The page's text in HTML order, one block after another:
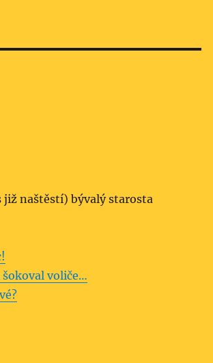
již naštěstí) bývalý starosta
šokoval voliče…